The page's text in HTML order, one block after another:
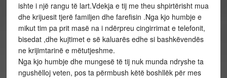
ishte i një rangu të lart.Vdekja e tij me theu shpirtërisht mua
dhe krijuesit tjerë familjen dhe farefisin .Nga kjo humbje e
mikut tim pa prit masë na i ndërpreu cingirrimat e telefonit,
bisedat ,dhe kujtimet e së kaluarës edhe si bashkëvendës
ne krijimtarinë e mëtutjeshme.
Nga kjo humbje dhe mungesë të tij nuk munda ndryshe ta
ngushëlloj veten, pos ta përmbush këtë boshllëk për mes